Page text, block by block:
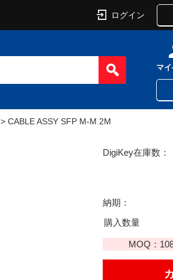
ログイン
マ
> CABLE ASSY SFP M-M 2M
DigiKey在庫数：
納期：
購入数量
MOQ：